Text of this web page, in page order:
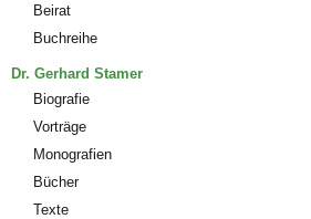
Beirat
Buchreihe
Dr. Gerhard Stamer
Biografie
Vorträge
Monografien
Bücher
Texte